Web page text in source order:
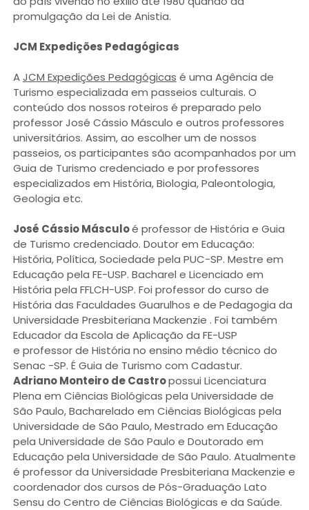
promulgação da Lei de Anistia.
JCM Expedições Pedagógicas
AJCM Expedições Pedagógicas é uma Agência de
Turismo especializada em passeios culturais. O
conteúdo dos nossos roteiros é preparado pelo
professor José Cássio Másculo e outros professores
universitários. Assim, ao escolher um de nossos
passeios, os participantes são acompanhados por um
Guia de Turismo credenciado e por professores
especializados em História, Biologia, Paleontologia,
Geologia etc.
José Cássio Másculoé professor de História e Guia
de Turismo credenciado. Doutor em Educação:
História, Política, Sociedade pela PUC-SP. Mestre em
Educação pela FE-USP. Bacharel e Licenciado em
História pela FFLCH-USP. Foi professor do curso de
História das Faculdades Guarulhos e de Pedagogia da
Universidade Presbiteriana Mackenzie . Foi também
Educador da Escola de Aplicação da FE-USP
e professor de História no ensino médio técnico do
Senac -SP. É Guia de Turismo com Cadastur.
Adriano Monteiro de Castropossui Licenciatura
Plena em Ciências Biológicas pela Universidade de
São Paulo, Bacharelado em Ciências Biológicas pela
Universidade de São Paulo, Mestrado em Educação
pela Universidade de São Paulo e Doutorado em
Educação pela Universidade de São Paulo. Atualmente
é professor da Universidade Presbiteriana Mackenzie e
coordenador dos cursos de Pós-Graduação Lato
Sensu do Centro de Ciências Biológicas e da Saúde.